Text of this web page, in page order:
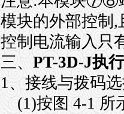
模块的外部控制
控制电流输入只
三、PT-3D-J执
1、接线与拨码
(1)按图 4-1 所